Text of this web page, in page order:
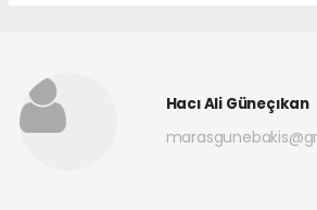
Hacı Ali Güneçıkan